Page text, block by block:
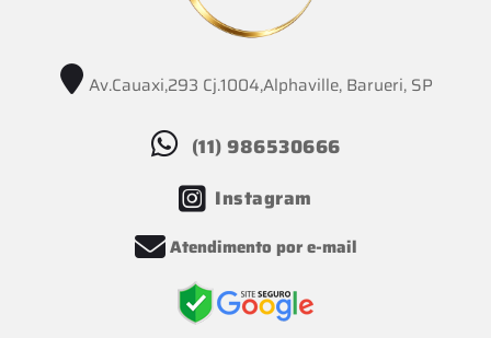
Av.Cauaxi,293 Cj.1004,Alphaville, Barueri, SP
(11) 986530666
Instagram
Atendimento por e-mail